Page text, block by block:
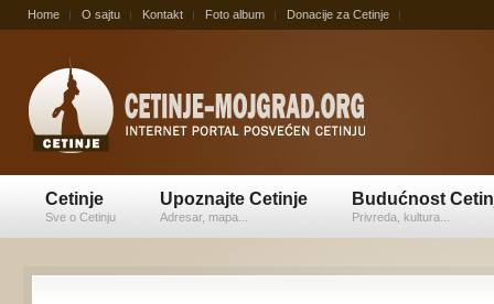
Home O sajtu Kontakt Foto album Donacije za Cetinje
Cetinje
Sve o Cetinju
Upoznajte Cetinje
Adresar, mapa...
Budućnost
Privreda, kultura...